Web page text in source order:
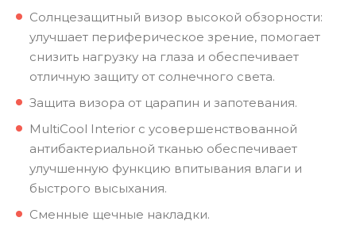
Солнцезащитный визор высокой обзорности:
улучшает периферическое зрение, помогает
снизить нагрузку на глаза и обеспечивает
отличную защиту от солнечного света.
Защита визора от царапин и запотевания.
MultiCool Interior с усовершенствованной
антибактериальной тканью обеспечивает
улучшенную функцию впитывания влаги и
быстрого высыхания.
Сменные щечные накладки.